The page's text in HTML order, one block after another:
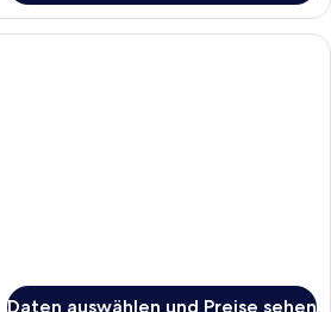
Ein Hotelzimmer mit zwei Betten,
Daten auswählen und Preise sehen